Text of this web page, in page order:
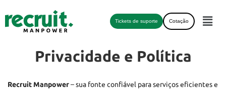
Tickets de suporte Cotação
Privacidade e Política
Recruit Manpower– sua fonte confiável para serviços eficientes e